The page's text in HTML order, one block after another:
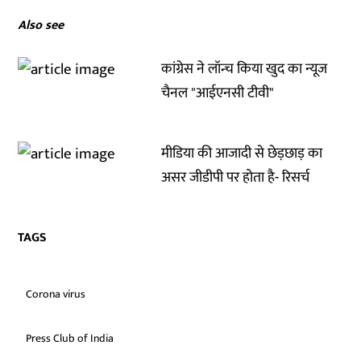
Also see
कांग्रेस ने लॉन्च किया खुद का न्यूज
चैनल "आईएनसी टीवी"
मीडिया की आजादी से छेड़छाड़ का
असर जीडीपी पर होता है- रिसर्च
TAGS
Corona virus
Press Club of India